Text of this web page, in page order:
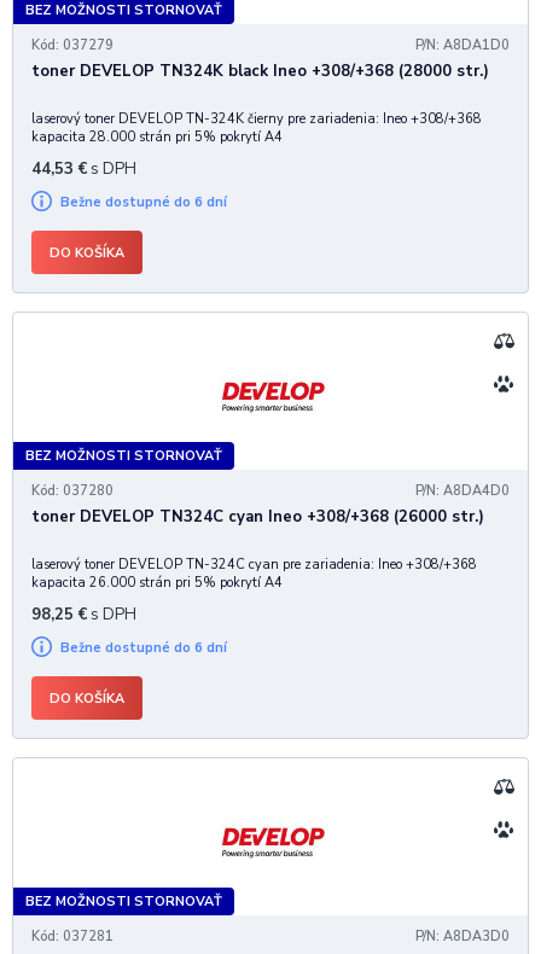
BEZ MOŽNOSTI STORNOVAŤ
Kód: 037279
P/N: A8DA1D0
toner DEVELOP TN324K black Ineo +308/+368 (28000 str.)
laserový toner DEVELOP TN-324K čierny pre zariadenia: Ineo +308/+368
kapacita 28.000 strán pri 5% pokrytí A4
44,53 € s DPH
Bežne dostupné do 6 dní
DO KOŠÍKA
BEZ MOŽNOSTI STORNOVAŤ
Kód: 037280
P/N: A8DA4D0
toner DEVELOP TN324C cyan Ineo +308/+368 (26000 str.)
laserový toner DEVELOP TN-324C cyan pre zariadenia: Ineo +308/+368
kapacita 26.000 strán pri 5% pokrytí A4
98,25 € s DPH
Bežne dostupné do 6 dní
DO KOŠÍKA
BEZ MOŽNOSTI STORNOVAŤ
Kód: 037281
P/N: A8DA3D0